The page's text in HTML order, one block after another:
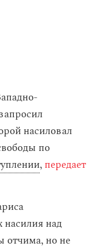
насиловал
по
,передает
насилия над
отчима, но не